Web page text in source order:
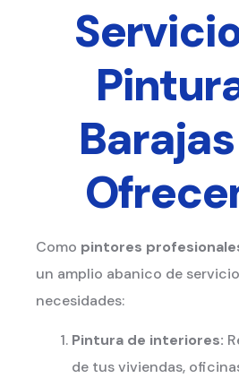
Barajas
Como pintores
un amplio abanico de
necesidades:
Pintura de interiores:
de tus viviendas,